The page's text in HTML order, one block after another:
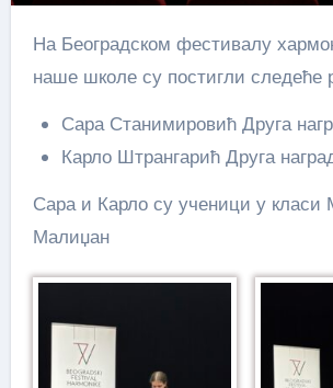
На Београдском фестивалу хармонике ученици
наше школе су постигли следеће
Сара Станимировић Друга
Карло Штрангарић Друга
Сара и Карло су ученици у класи
Малиџан